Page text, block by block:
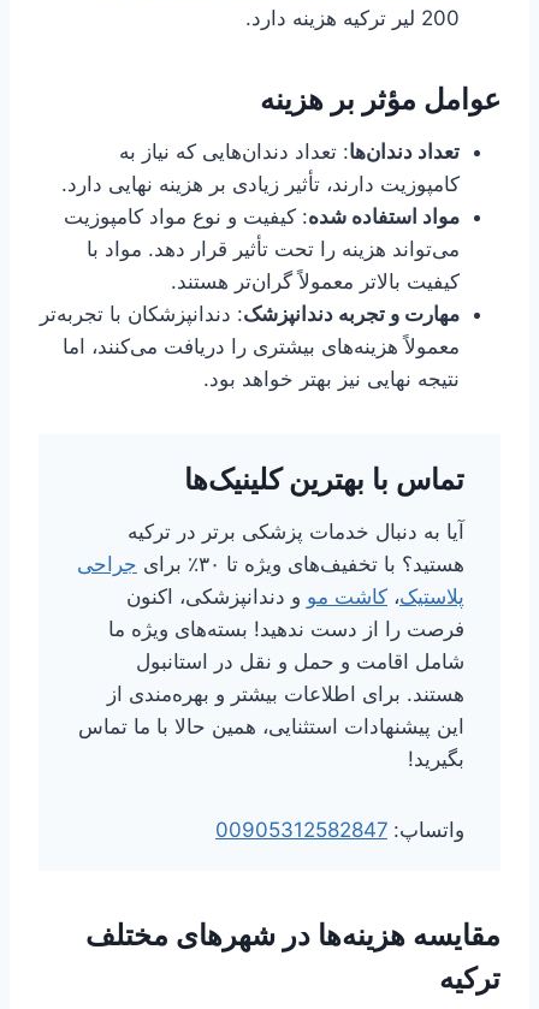
200 لیر ترکیه هزینه دارد.
عوامل مؤثر بر هزینه
تعداد دندان‌ها: تعداد دندان‌هایی که نیاز به
کامپوزیت دارند، تأثیر زیادی بر هزینه نهایی دارد.
مواد استفاده شده: کیفیت و نوع مواد کامپوزیت
می‌تواند هزینه را تحت تأثیر قرار دهد. مواد با
کیفیت بالاتر معمولاً گران‌تر هستند.
مهارت و تجربه دندانپزشک: دندانپزشکان با تجربه‌تر
معمولاً هزینه‌های بیشتری را دریافت می‌کنند، اما
نتیجه نهایی نیز بهتر خواهد بود.
تماس با بهترین کلینیک‌ها
آیا به دنبال خدمات پزشکی برتر در ترکیه
هستید؟ با تخفیف‌های ویژه تا ۳۰٪ برای
جراحی
پلاستیک، کاشت مو و دندانپزشکی، اکنون
فرصت را از دست ندهید! بسته‌های ویژه ما
شامل اقامت و حمل و نقل در استانبول
هستند. برای اطلاعات بیشتر و بهره‌مندی از
این پیشنهادات استثنایی، همین حالا با ما تماس
بگیرید!
واتساپ: 00905312582847
مقایسه هزینه‌ها در شهرهای مختلف
ترکیه